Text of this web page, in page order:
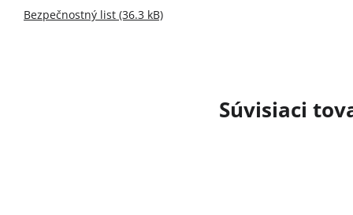
Súvisiaci
Bezpečnostný list (36.3 kB)